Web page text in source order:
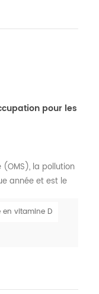
pour les
la pollution
année et est le
de l'air
un avenir sain
en vitamine D